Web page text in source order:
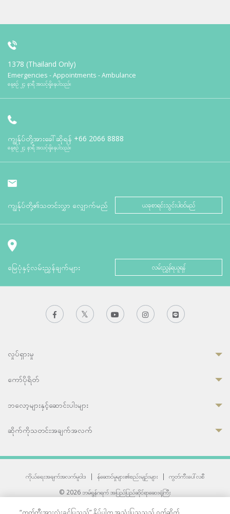
1378 (Thailand Only)
Emergencies - Appointments - Ambulance
နေ့စဉ် ၂၄ နာရီ အသင့်ရှိနေပါသည်။
ကျွန်ုပ်တို့အားခေါ်ဆိုရန် +66 2066 8888
နေ့စဉ် ၂၄ နာရီ အသင့်ရှိနေပါသည်။
ကျွန်ုပ်တို့၏သတင်းလွှာ လျှောက်မည် ယခုစာရင်းသွင်းပါဝင်မည်
မြေပုံနှင့်လမ်းညွှန်ချက်များ လမ်းညွှန်ရယူရန်
လှုပ်ရှားမှု
ကော်ပိုရိတ်
ဘလော့များနှင့်ဆောင်းပါးများ
ဆိုက်ကိုသတင်းအချက်အလက်
ကိုယ်ရေးအချက်အလက်မူဝါဒ | န်ဆောင်မှုများ၏စည်းမျဉ်းများ |
ကွတ်ကီးပေါ်လစီ
© 2026 ဘမ်ရွန်ဂရက် အပြည်ပြည်ဆိုင်ရာဆေးရုံကြီး
“ကွတ်ကီးအားလုံးခွင့်ပြုသည်” နှိပ်ပါက အသုံးပြုသူသည် ဝက်ဆိုက်